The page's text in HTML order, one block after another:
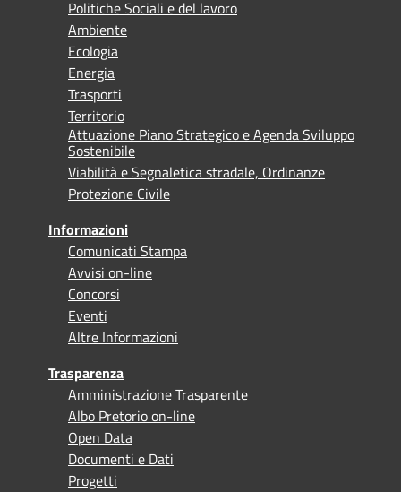
Politiche Sociali e del lavoro
Ambiente
Ecologia
Energia
Trasporti
Territorio
Attuazione Piano Strategico e Agenda Sviluppo
Sostenibile
Viabilità e Segnaletica stradale, Ordinanze
Protezione Civile
Informazioni
Comunicati Stampa
Avvisi on-line
Concorsi
Eventi
Altre Informazioni
Trasparenza
Amministrazione Trasparente
Albo Pretorio on-line
Open Data
Documenti e Dati
Progetti